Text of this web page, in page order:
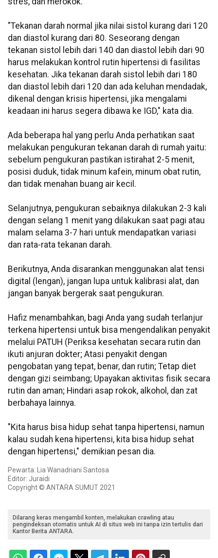
"Tekanan darah normal jika nilai sistol kurang dari 120
dan diastol kurang dari 80. Seseorang dengan
tekanan sistol lebih dari 140 dan diastol lebih dari 90
harus melakukan kontrol rutin hipertensi di fasilitas
kesehatan. Jika tekanan darah sistol lebih dari 180
dan diastol lebih dari 120 dan ada keluhan mendadak,
dikenal dengan krisis hipertensi, jika mengalami
keadaan ini harus segera dibawa ke IGD," kata dia.
Ada beberapa hal yang perlu Anda perhatikan saat
melakukan pengukuran tekanan darah di rumah yaitu:
sebelum pengukuran pastikan istirahat 2-5 menit,
posisi duduk, tidak minum kafein, minum obat rutin,
dan tidak menahan buang air kecil.
Selanjutnya, pengukuran sebaiknya dilakukan 2-3 kali
dengan selang 1 menit yang dilakukan saat pagi atau
malam selama 3-7 hari untuk mendapatkan variasi
dan rata-rata tekanan darah.
Berikutnya, Anda disarankan menggunakan alat tensi
digital (lengan), jangan lupa untuk kalibrasi alat, dan
jangan banyak bergerak saat pengukuran.
Hafiz menambahkan, bagi Anda yang sudah terlanjur
terkena hipertensi untuk bisa mengendalikan penyakit
melalui PATUH (Periksa kesehatan secara rutin dan
ikuti anjuran dokter; Atasi penyakit dengan
pengobatan yang tepat, benar, dan rutin; Tetap diet
dengan gizi seimbang; Upayakan aktivitas fisik secara
rutin dan aman; Hindari asap rokok, alkohol, dan zat
berbahaya lainnya.
"Kita harus bisa hidup sehat tanpa hipertensi, namun
kalau sudah kena hipertensi, kita bisa hidup sehat
dengan hipertensi," demikian pesan dia.
Pewarta: Lia Wanadriani Santosa
Editor: Juraidi
Copyright © ANTARA SUMUT 2021
Dilarang keras mengambil konten, melakukan crawling atau
pengindeksan otomatis untuk AI di situs web ini tanpa izin tertulis dari
Kantor Berita ANTARA.